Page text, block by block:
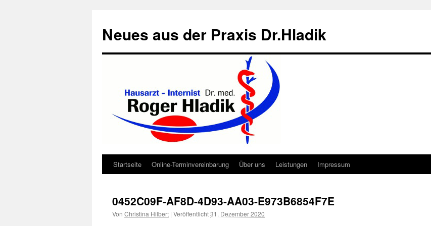
Neues aus der Praxis Dr.Hladik
Zum
springen
Startseite Online-Terminvereinbarung Über uns Leistungen Impressum
0452C09F-AF8D-4D93-AA03-E973B6854F7E
Von Christina Hilbert | Veröffentlicht31. Dezember 2020